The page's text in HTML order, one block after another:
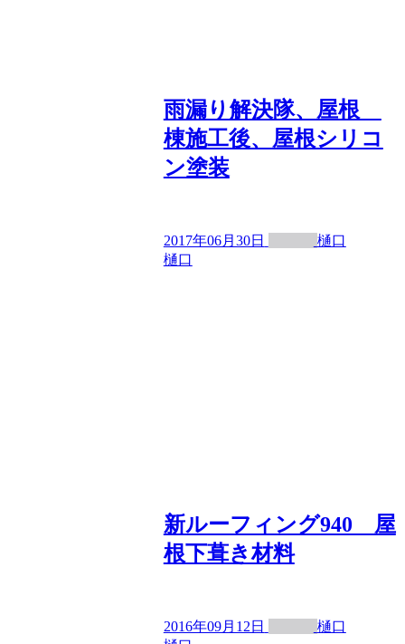
雨漏り解決隊、屋根
棟施工後、屋根シリコ
ン塗装
2017年06月30日
樋口
樋口
新ルーフィング940 屋
根下葺き材料
2016年09月12日
樋口